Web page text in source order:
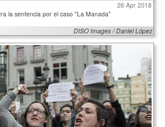
26 Apr 2018
la sentencia por el caso "La Manada"
DISO Images / Daniel López